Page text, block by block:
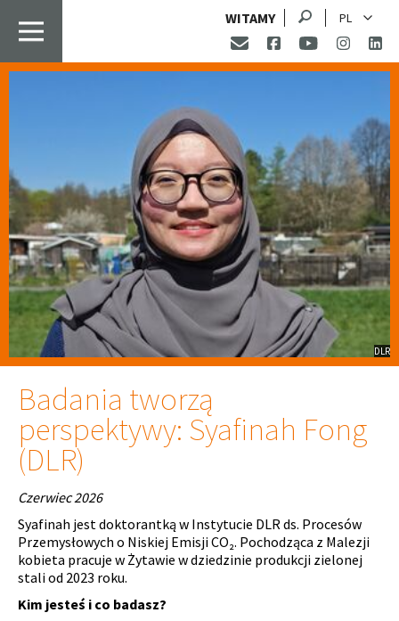
WITAMY Szukaj
PL
DLR
Badania tworzą
perspektywy: Syafinah Fong
(DLR)
Czerwiec 2026
Syafinah jest doktorantką w Instytucie DLR ds. Procesów
Przemysłowych o Niskiej Emisji CO₂. Pochodząca z Malezji
kobieta pracuje w Żytawie w dziedzinie produkcji zielonej
stali od 2023 roku.
Kim jesteś i co badasz?